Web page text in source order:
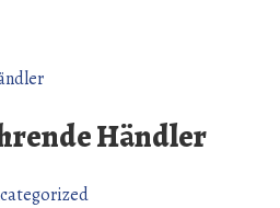
Händler